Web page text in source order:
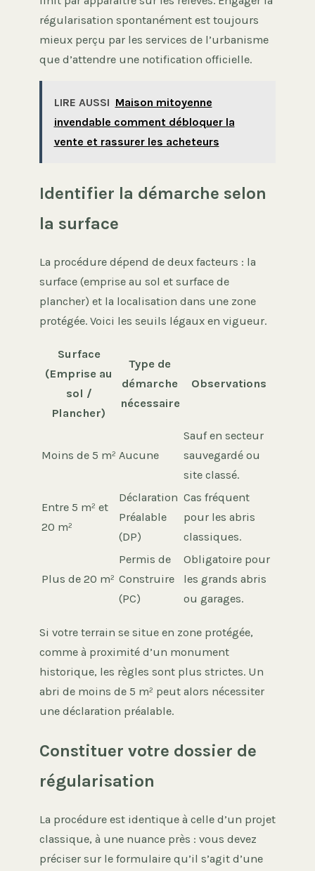
régularisation spontanément est toujours
mieux perçu par les services de l’urbanisme
que d’attendre une notification officielle.
LIRE AUSSI Maison mitoyenne
invendable comment débloquer la
vente et rassurer les acheteurs
Identifier la démarche selon
la surface
La procédure dépend de deux facteurs : la
surface (emprise au sol et surface de
plancher) et la localisation dans une zone
protégée. Voici les seuils légaux en vigueur.
Surface
(Emprise au
sol /
Plancher)
Type de
démarche
nécessaire
Observations
Moins de 5 m² Aucune
Sauf en secteur
sauvegardé ou
site classé.
Entre 5 m² et
20 m²
Déclaration
Préalable
(DP)
Cas fréquent
pour les abris
classiques.
Plus de 20 m²
Permis de
Construire
(PC)
Obligatoire pour
les grands abris
ou garages.
Si votre terrain se situe en zone protégée,
comme à proximité d’un monument
historique, les règles sont plus strictes. Un
abri de moins de 5 m² peut alors nécessiter
une déclaration préalable.
Constituer votre dossier de
régularisation
La procédure est identique à celle d’un projet
classique, à une nuance près : vous devez
préciser sur le formulaire qu’il s’agit d’une